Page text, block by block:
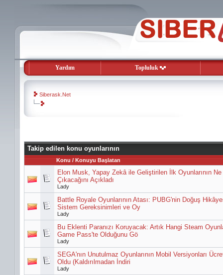
Yardım Topluluk
Siberask.Net
gaziantep
escort
gaziantep
Takip edilen konu oyunlarının
Konu / Konuyu Başlatan
Elon Musk, Yapay Zekâ ile Geliştirilen İlk Oyunlarının
Çıkacağını Açıkladı
Lady
Battle Royale Oyunlarının Atası: PUBG'nin Doğuş
Sistem Gereksinimleri ve Oy
Lady
Bu Eklenti Paranızı Koruyacak: Artık Hangi Steam
Game Pass'te Olduğunu Gö
Lady
SEGA'nın Unutulmaz Oyunlarının Mobil Versiyonları
Oldu (Kaldırılmadan İndiri
Lady